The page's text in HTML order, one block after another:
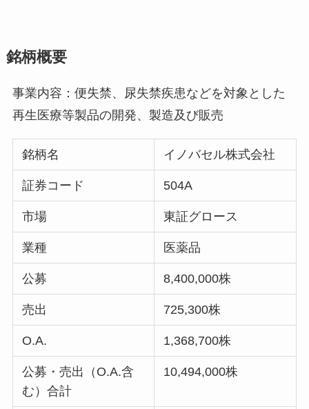
銘柄概要
事業内容：便失禁、尿失禁疾患などを対象とした
再生医療等製品の開発、製造及び販売
銘柄名 イノバセル株式会社
証券コード 504A
市場 東証グロース
業種 医薬品
公募 8,400,000株
売出 725,300株
O.A. 1,368,700株
公募・売出（O.A.含
む）合計
10,494,000株